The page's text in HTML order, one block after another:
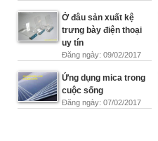
Ở đâu sản xuất kệ
trưng bày điện thoại
uy tín
Đăng ngày: 09/02/2017
Ứng dụng mica trong
cuộc sống
Đăng ngày: 07/02/2017